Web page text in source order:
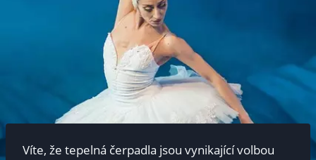
Víte, že tepelná čerpadla jsou vynikající volbou